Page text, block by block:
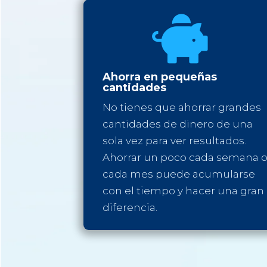

Ahorra en pequeñas
cantidades
No tienes que ahorrar grandes
cantidades de dinero de una
sola vez para ver resultados.
Ahorrar un poco cada semana o
cada mes puede acumularse
con el tiempo y hacer una gran
diferencia.